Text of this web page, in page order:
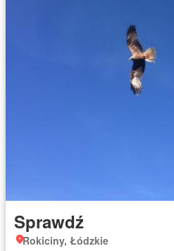
Sprawdź
Rokiciny, Łódzkie